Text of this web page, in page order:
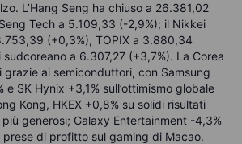
L’Hang Seng ha chiuso a 26.381,02
Tech a 5.109,33 (-2,9%); il Nikkei
(+0,3%), TOPIX a 3.880,34
sudcoreano a 6.307,27 (+3,7%). La Corea
grazie ai semiconduttori, con Samsung
e SK Hynix +3,1% sull’ottimismo globale
Kong, HKEX +0,8% su solidi risultati
generosi; Galaxy Entertainment -4,3%
di profitto sul gaming di Macao.